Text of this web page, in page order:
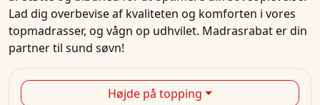
Lad dig overbevise af kvaliteten og komforten i vores
topmadrasser, og vågn op udhvilet. Madrasrabat er din
partner til sund søvn!
Højde på topping